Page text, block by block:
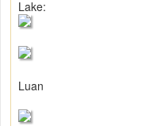
Lake:
Luan